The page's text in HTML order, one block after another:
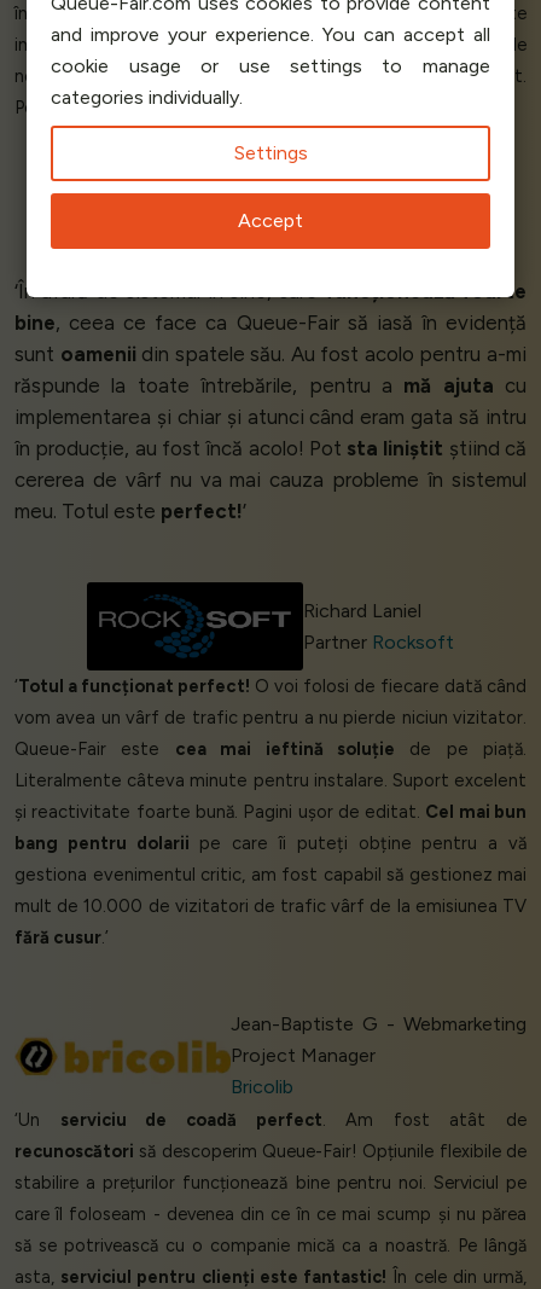
în
mai puțin de două ore - într-o sâmbătă! Sunt foarte
impresionat - delirant defericitșiextaziat. Interacțiunile
noastre în social media au crescut cu800%
. Perfect. Excelent.
Persoana care a inventat acest lucru este un
Craig Crane
‘În afară de sistemul în sine, carefuncționează foarte
bine, ceea ce face ca Queue-Fair să iasă în evidență
sunt oamenii din spatele său. Au fost acolo pentru a-mi
răspunde la toate întrebările, pentru a mă ajuta cu
implementarea și chiar și atunci când eram gata să intru
în producție, au fost încă acolo! Pot sta liniștit știind că
cererea de vârf nu va mai cauza probleme în sistemul
meu. Totul este perfect!’
Richard Laniel
Partner Rocksoft
‘Totul a funcționat perfect! O voi folosi de fiecare dată când
vom avea un vârf de trafic pentru a nu pierde niciun vizitator.
Queue-Fair este cea mai ieftină soluție de pe piață.
Literalmente câteva minute pentru instalare. Suport excelent
și reactivitate foarte bună. Pagini ușor de editat. Cel mai bun
bang pentru dolarii pe care îi puteți obține pentru a vă
gestiona evenimentul critic, am fost capabil să gestionez mai
mult de 10.000 de vizitatori de trafic vârf de la emisiunea TV
fără cusur.’
Jean-Baptiste G - Webmarketing
Project Manager
Bricolib
‘Un serviciu de coadă perfect. Am fost atât de
recunoscători să descoperim Queue-Fair! Opțiunile flexibile de
stabilire a prețurilor funcționează bine pentru noi. Serviciul pe
care îl foloseam - devenea din ce în ce mai scump și nu părea
să se potrivească cu o companie mică ca a noastră. Pe lângă
asta, serviciul pentru clienți este fantastic! În cele din urmă,
and improve your experience. You can accept all
cookie usage or use settings to manage
categories individually.
Settings
Accept